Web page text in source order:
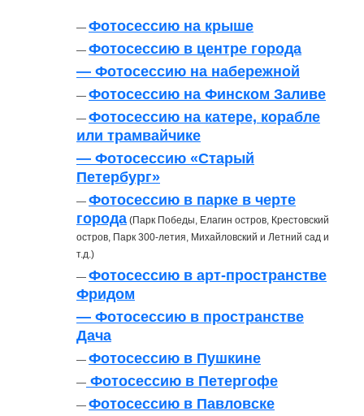
— Фотосессию на крыше
— Фотосессию в центре города
— Фотосессию на набережной
— Фотосессию на Финском Заливе
— Фотосессию на катере, корабле
или трамвайчике
— Фотосессию «Старый
Петербург»
— Фотосессию в парке в черте
города (Парк Победы, Елагин остров, Крестовский
остров, Парк 300-летия, Михайловский и Летний сад и
т.д.)
— Фотосессию в арт-пространстве
Фридом
— Фотосессию в пространстве
Дача
— Фотосессию в Пушкине
— Фотосессию в Петергофе
— Фотосессию в Павловске